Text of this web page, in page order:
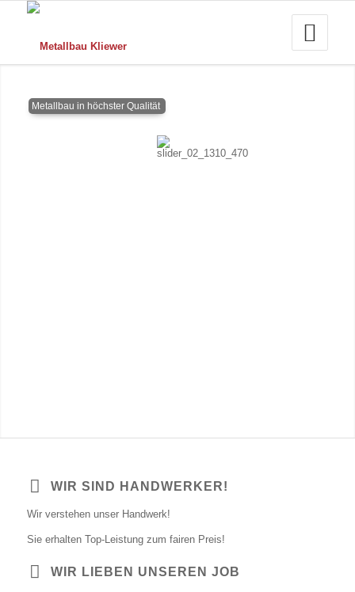
Metallbau in höchster Qualität
WIR SIND HANDWERKER!
Wir verstehen unser Handwerk!
Sie erhalten Top-Leistung zum fairen Preis!
WIR LIEBEN UNSEREN JOB